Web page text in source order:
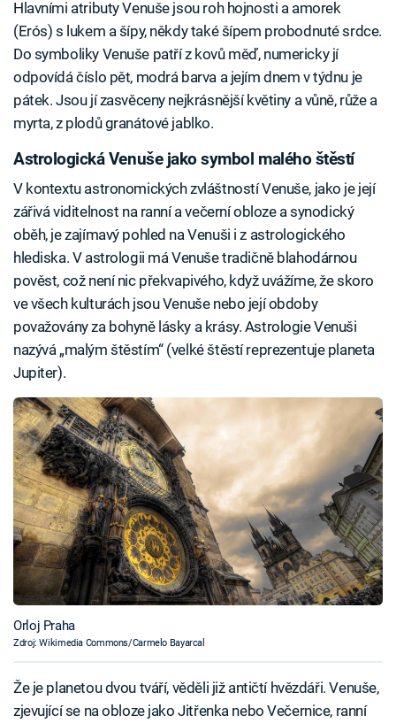
Hlavními atributy Venuše jsou roh hojnosti a amorek
(Erós) s lukem a šípy, někdy také šípem probodnuté srdce.
Do symboliky Venuše patří z kovů měď, numericky jí
odpovídá číslo pět, modrá barva a jejím dnem v týdnu je
pátek. Jsou jí zasvěceny nejkrásnější květiny a vůně, růže a
myrta, z plodů granátové jablko.
Astrologická Venuše jako symbol malého štěstí
V kontextu astronomických zvláštností Venuše, jako je její
zářivá viditelnost na ranní a večerní obloze a synodický
oběh, je zajímavý pohled na Venuši i z astrologického
hlediska. V astrologii má Venuše tradičně blahodárnou
pověst, což není nic překvapivého, když uvážíme, že skoro
ve všech kulturách jsou Venuše nebo její obdoby
považovány za bohyně lásky a krásy. Astrologie Venuši
nazývá „malým štěstím“ (velké štěstí reprezentuje planeta
Jupiter).
Orloj Praha
Zdroj: Wikimedia Commons/Carmelo Bayarcal
Že je planetou dvou tváří, věděli již antičtí hvězdáři. Venuše,
zjevující se na obloze jako Jitřenka nebo Večernice, ranní